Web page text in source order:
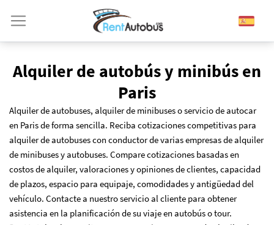
Alquiler de autobús y minibús en
Paris
Alquiler de autobuses, alquiler de minibuses o servicio de autocar
en Paris de forma sencilla. Reciba cotizaciones competitivas para
alquiler de autobuses con conductor de varias empresas de alquiler
de minibuses y autobuses. Compare cotizaciones basadas en
costos de alquiler, valoraciones y opiniones de clientes, capacidad
de plazos, espacio para equipaje, comodidades y antigüedad del
vehículo. Contacte a nuestro servicio al cliente para obtener
asistencia en la planificación de su viaje en autobús o tour.